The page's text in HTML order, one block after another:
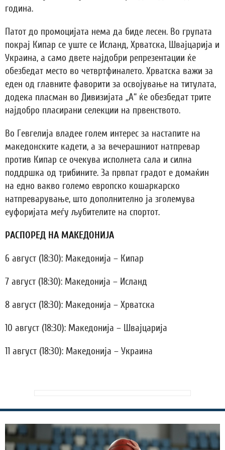
година.
Патот до промоцијата нема да биде лесен. Во групата
покрај Кипар се уште се Исланд, Хрватска, Швајцарија и
Украина, а само двете најдобри репрезентации ќе
обезбедат место во четвртфиналето. Хрватска важи за
еден од главните фаворити за освојување на титулата,
додека пласман во Дивизијата „А“ ќе обезбедат трите
најдобро пласирани селекции на првенството.
Во Гевгелија владее голем интерес за настапите на
македонските кадети, а за вечерашниот натпревар
против Кипар се очекува исполнета сала и силна
поддршка од трибините. За првпат градот е домаќин
на едно вакво големо европско кошаркарско
натпреварување, што дополнително ја зголемува
еуфоријата меѓу љубителите на спортот.
РАСПОРЕД НА МАКЕДОНИЈА
6 август (18:30): Македонија – Кипар
7 август (18:30): Македонија – Исланд
8 август (18:30): Македонија – Хрватска
10 август (18:30): Македонија – Швајцарија
11 август (18:30): Македонија – Украина